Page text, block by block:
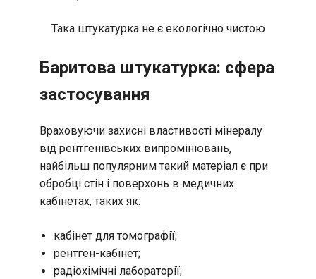
Така штукатурка не є екологічно чистою
Баритова штукатурка: сфера
застосування
Враховуючи захисні властивості мінералу
від рентгенівських випромінювань,
найбільш популярним такий матеріал є при
обробці стін і поверхонь в медичних
кабінетах, таких як:
кабінет для томографії;
рентген-кабінет;
радіохімічні лабораторії;